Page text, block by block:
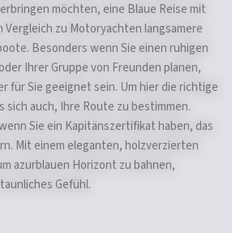
möchten, eine Blaue Reise mit
Vergleich zu Motoryachten langsamere
Besonders wenn Sie einen ruhigen
Ihrer Gruppe von Freunden planen,
für Sie geeignet sein. Um hier die richtige
sich auch, Ihre Route zu bestimmen.
Sie ein Kapitänszertifikat haben, das
Mit einem eleganten, holzverzierten
azurblauen Horizont zu bahnen,
Gefühl.